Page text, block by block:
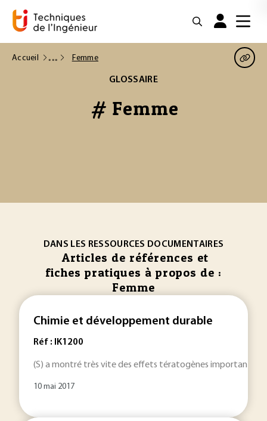
Accueil Femme
GLOSSAIRE
# Femme
DANS LES RESSOURCES DOCUMENTAIRES
Articles de références et
fiches pratiques à propos de :
Femme
Chimie et développement durable
Réf : IK1200
(S) a montré très vite des effets tératogènes importants
10 mai 2017